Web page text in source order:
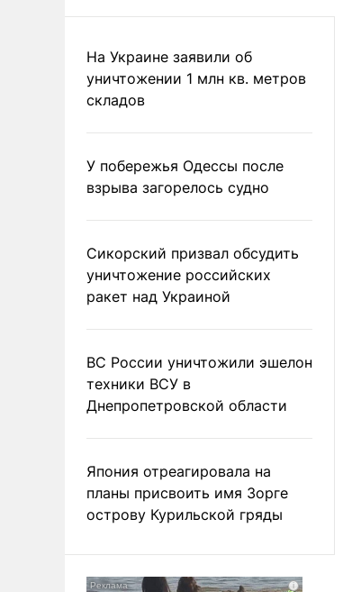
На Украине заявили об
уничтожении 1 млн кв. метров
складов
У побережья Одессы после
взрыва загорелось судно
Сикорский призвал обсудить
уничтожение российских
ракет над Украиной
ВС России уничтожили эшелон
техники ВСУ в
Днепропетровской области
Япония отреагировала на
планы присвоить имя Зорге
острову Курильской гряды